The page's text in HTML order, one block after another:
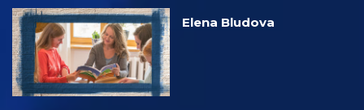
Elena Bludova